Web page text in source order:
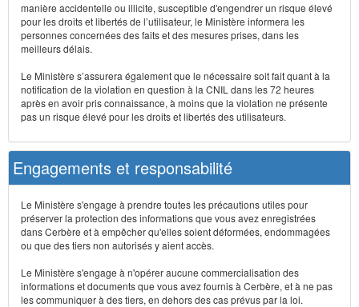
manière accidentelle ou illicite, susceptible d'engendrer un risque élevé
pour les droits et libertés de l’utilisateur, le Ministère informera les
personnes concernées des faits et des mesures prises, dans les
meilleurs délais.
Le Ministère s’assurera également que le nécessaire soit fait quant à la
notification de la violation en question à la CNIL dans les 72 heures
après en avoir pris connaissance, à moins que la violation ne présente
pas un risque élevé pour les droits et libertés des utilisateurs.
Engagements et responsabilité
Le Ministère s'engage à prendre toutes les précautions utiles pour
préserver la protection des informations que vous avez enregistrées
dans Cerbère et à empêcher qu'elles soient déformées, endommagées
ou que des tiers non autorisés y aient accès.
Le Ministère s'engage à n'opérer aucune commercialisation des
informations et documents que vous avez fournis à Cerbère, et à ne pas
les communiquer à des tiers, en dehors des cas prévus par la loi.